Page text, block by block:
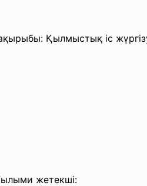
Қылмыстық іс
жетекші: